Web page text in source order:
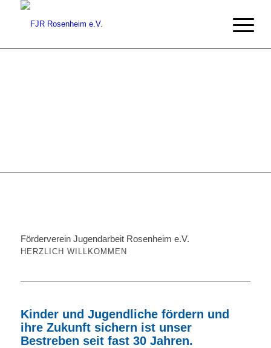
Förderverein Jugendarbeit Rosenheim e.V.
HERZLICH WILLKOMMEN
Kinder und Jugendliche fördern und
ihre Zukunft sichern ist unser
Bestreben seit fast 30 Jahren.